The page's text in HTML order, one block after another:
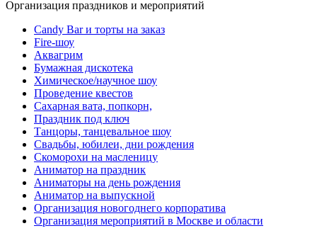
Организация праздников и мероприятий
Candy Bar и торты на заказ
Fire-шоу
Аквагрим
Бумажная дискотека
Химическое/научное шоу
Проведение квестов
Сахарная вата, попкорн,
Праздник под ключ
Танцоры, танцевальное шоу
Свадьбы, юбилеи, дни рождения
Скоморохи на масленицу
Аниматор на праздник
Аниматоры на день рождения
Аниматор на выпускной
Организация новогоднего корпоратива
Организация мероприятий в Москве и области